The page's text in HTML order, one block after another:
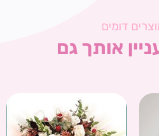
דומים
אותך גם